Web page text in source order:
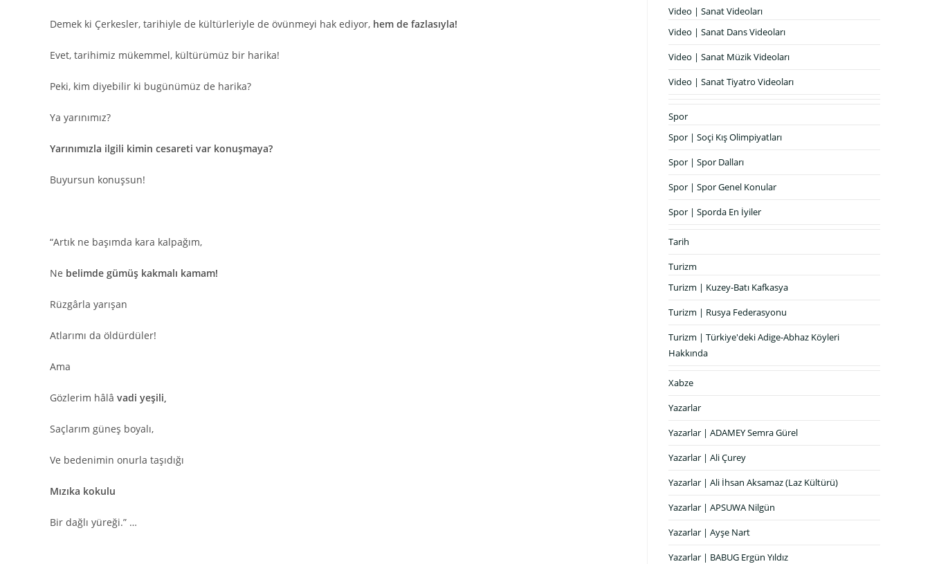
Demek ki Çerkesler, tarihiyle de kültürleriyle de övünmeyi hak ediyor, hem de fazlasıyla!
Evet, tarihimiz mükemmel, kültürümüz bir harika!
Peki, kim diyebilir ki bugünümüz de harika?
Ya yarınımız?
Yarınımızla ilgili kimin cesareti var konuşmaya?
Buyursun konuşsun!
“Artık ne başımda kara kalpağım,
Ne belimde gümüş kakmalı kamam!
Rüzgârla yarışan
Atlarımı da öldürdüler!
Ama
Gözlerim hâlâ vadi yeşili,
Saçlarım güneş boyalı,
Ve bedenimin onurla taşıdığı
Mızıka kokulu
Bir dağlı yüreği.” …
Video | Sanat Videoları
Video | Sanat Dans Videoları
Video | Sanat Müzik Videoları
Video | Sanat Tiyatro Videoları
Spor
Spor | Soçi Kış Olimpiyatları
Spor | Spor Dalları
Spor | Spor Genel Konular
Spor | Sporda En İyiler
Tarih
Turizm
Turizm | Kuzey-Batı Kafkasya
Turizm | Rusya Federasyonu
Turizm | Türkiye'deki Adige-Abhaz Köyleri
Hakkında
Xabze
Yazarlar
Yazarlar | ADAMEY Semra Gürel
Yazarlar | Ali Çurey
Yazarlar | Ali İhsan Aksamaz (Laz Kültürü)
Yazarlar | APSUWA Nilgün
Yazarlar | Ayşe Nart
Yazarlar | BABUG Ergün Yıldız